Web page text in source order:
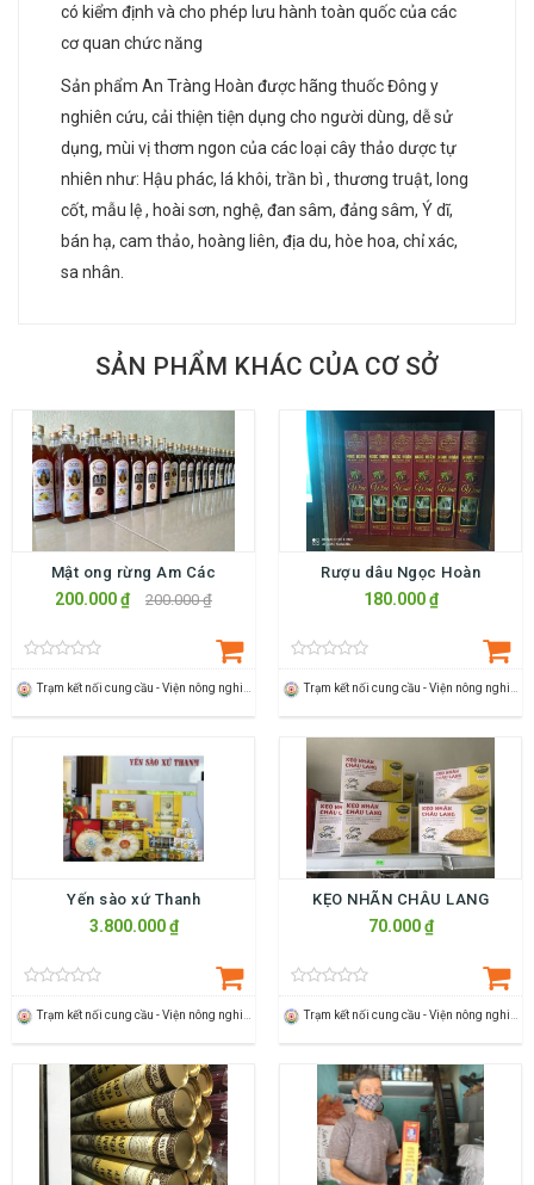
có kiểm định và cho phép lưu hành toàn quốc của các
cơ quan chức năng
Sản phẩm An Tràng Hoàn được hãng thuốc Đông y
nghiên cứu, cải thiện tiện dụng cho người dùng, dễ sử
dụng, mùi vị thơm ngon của các loại cây thảo dược tự
nhiên như: Hậu phác, lá khôi, trần bì , thương truật, long
cốt, mẫu lệ , hoài sơn, nghệ, đan sâm, đảng sâm, Ý dĩ,
bán hạ, cam thảo, hoàng liên, địa du, hòe hoa, chỉ xác,
sa nhân.
SẢN PHẨM KHÁC CỦA CƠ SỞ
Mật ong rừng Am Các
200.000 ₫ 200.000 ₫
Trạm kết nối cung cầu - Viện nông nghiệp Thanh Hoá
Rượu dâu Ngọc Hoàn
180.000 ₫
Trạm kết nối cung cầu - Viện nông nghiệp Thanh Hoá
Yến sào xứ Thanh
3.800.000 ₫
Trạm kết nối cung cầu - Viện nông nghiệp Thanh Hoá
KẸO NHÃN CHÂU LANG
70.000 ₫
Trạm kết nối cung cầu - Viện nông nghiệp Thanh Hoá